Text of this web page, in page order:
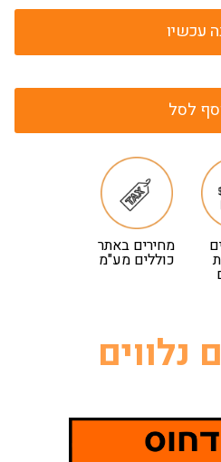
עכשיו
לסל
מחירים באתר
כוללים מע"מ
נלווים